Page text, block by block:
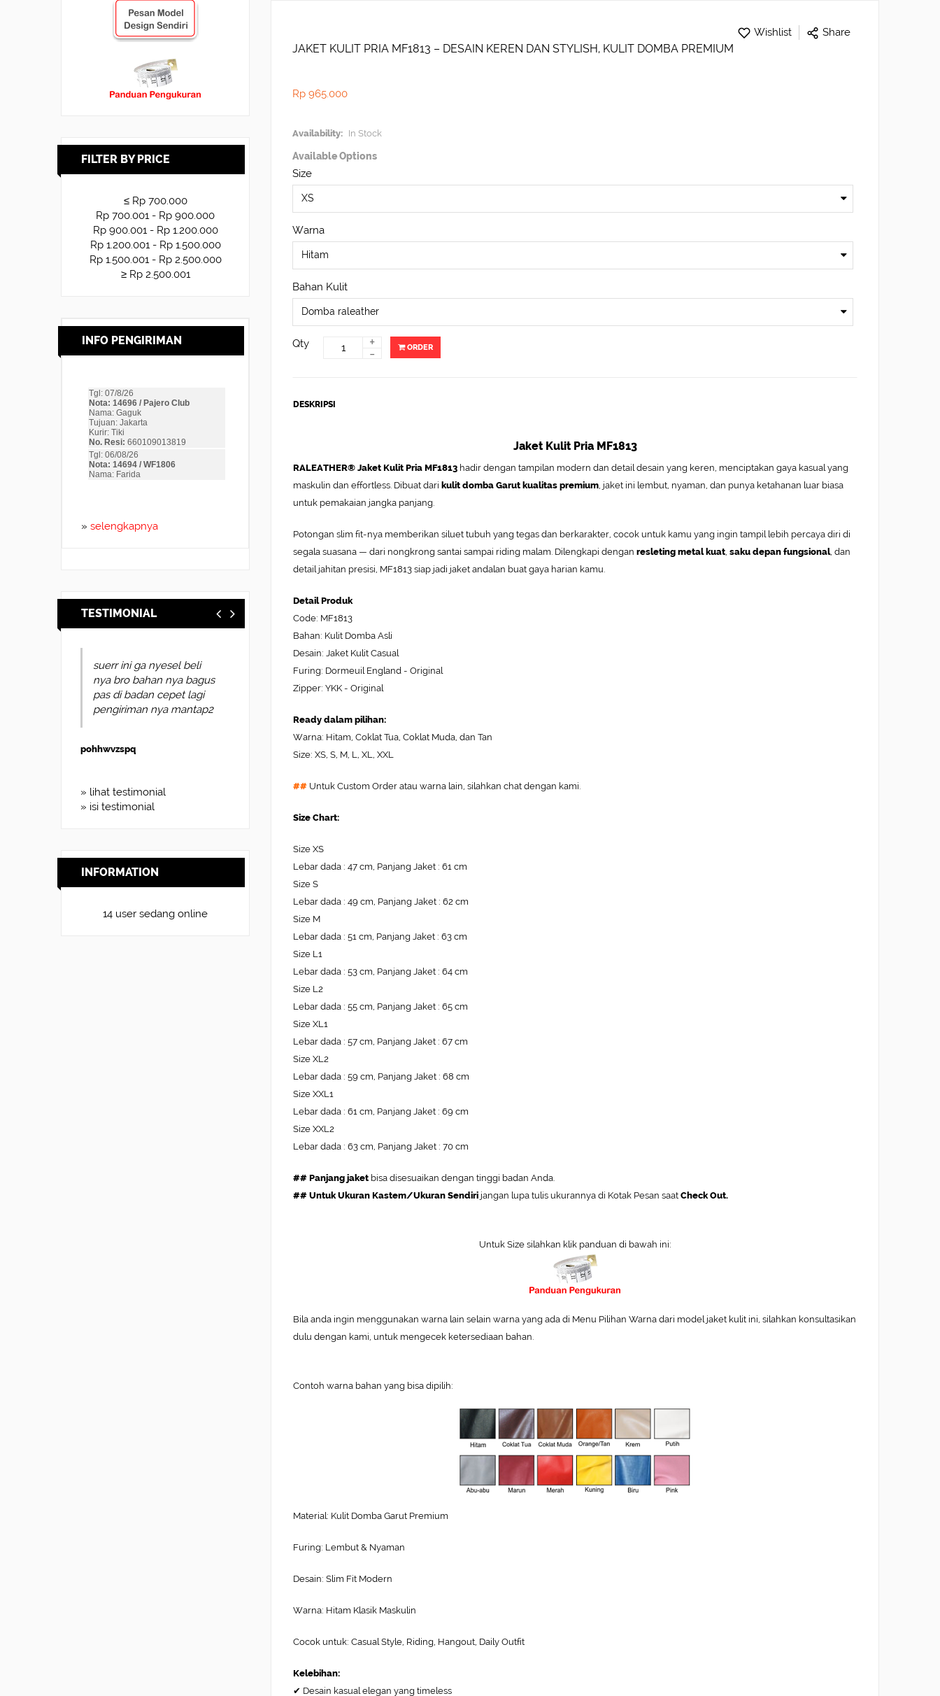
FILTER BY PRICE
≤ Rp 700.000
Rp 700.001 - Rp 900.000
Rp 900.001 - Rp 1.200.000
Rp 1.200.001 - Rp 1.500.000
Rp 1.500.001 - Rp 2.500.000
≥ Rp 2.500.001
INFO PENGIRIMAN
» selengkapnya
TESTIMONIAL
suerr ini ga nyesel beli
nya bro bahan nya bagus
pas di badan cepet lagi
pengiriman nya mantap2
pohhwvzspq
» lihat testimonial
» isi testimonial
INFORMATION
14 user sedang online
Wishlist Share
JAKET KULIT PRIA MF1813 – DESAIN KEREN DAN STYLISH, KULIT DOMBA PREMIUM
Rp 965.000
Availability: In Stock
Available Options
Size
Warna
Bahan Kulit
Qty +
- ORDER
DESKRIPSI
Jaket Kulit Pria MF1813
RALEATHER® Jaket Kulit Pria MF1813 hadir dengan tampilan modern dan detail desain yang keren, menciptakan gaya kasual yang
maskulin dan effortless. Dibuat dari kulit domba Garut kualitas premium , jaket ini lembut, nyaman, dan punya ketahanan luar biasa
untuk pemakaian jangka panjang.
Potongan slim fit-nya memberikan siluet tubuh yang tegas dan berkarakter, cocok untuk kamu yang ingin tampil lebih percaya diri di
segala suasana — dari nongkrong santai sampai riding malam. Dilengkapi dengan resleting metal kuat saku depan fungsional, dan
detail jahitan presisi, MF1813 siap jadi jaket andalan buat gaya harian kamu.
Detail Produk
Code: MF1813
Bahan: Kulit Domba Asli
Desain: Jaket Kulit Casual
Furing: Dormeuil England - Original
Zipper: YKK - Original
Ready dalam pilihan:
Warna: Hitam, Coklat Tua, Coklat Muda, dan Tan
Size: XS, S, M, L, XL, XXL
## Untuk Custom Order atau warna lain, silahkan chat dengan kami.
Size Chart:
Size XS
Lebar dada : 47 cm, Panjang Jaket : 61 cm
Size S
Lebar dada : 49 cm, Panjang Jaket : 62 cm
Size M
Lebar dada : 51 cm, Panjang Jaket : 63 cm
Size L1
Lebar dada : 53 cm, Panjang Jaket : 64 cm
Size L2
Lebar dada : 55 cm, Panjang Jaket : 65 cm
Size XL1
Lebar dada : 57 cm, Panjang Jaket : 67 cm
Size XL2
Lebar dada : 59 cm, Panjang Jaket : 68 cm
Size XXL1
Lebar dada : 61 cm, Panjang Jaket : 69 cm
Size XXL2
Lebar dada : 63 cm, Panjang Jaket : 70 cm
## Panjang jaket bisa disesuaikan dengan tinggi badan Anda.
## Untuk Ukuran Kastem/Ukuran Sendiri jangan lupa tulis ukurannya di Kotak Pesan saat Check Out.
Untuk Size silahkan klik panduan di bawah ini:
Bila anda ingin menggunakan warna lain selain warna yang ada di Menu Pilihan Warna dari model jaket kulit ini, silahkan konsultasikan
dulu dengan kami, untuk mengecek ketersediaan bahan.
Contoh warna bahan yang bisa dipilih:
Material: Kulit Domba Garut Premium
Furing: Lembut & Nyaman
Desain: Slim Fit Modern
Warna: Hitam Klasik Maskulin
Cocok untuk: Casual Style, Riding, Hangout, Daily Outfit
Kelebihan:
✔ Desain kasual elegan yang timeless